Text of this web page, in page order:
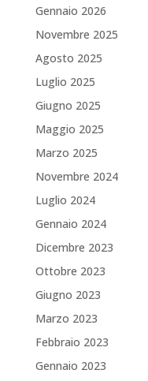
Gennaio 2026
Novembre 2025
Agosto 2025
Luglio 2025
Giugno 2025
Maggio 2025
Marzo 2025
Novembre 2024
Luglio 2024
Gennaio 2024
Dicembre 2023
Ottobre 2023
Giugno 2023
Marzo 2023
Febbraio 2023
Gennaio 2023